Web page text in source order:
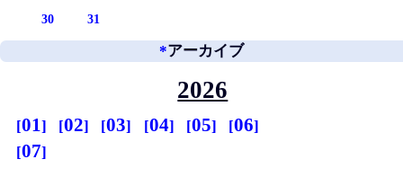
30 31
*アーカイブ
2026
01 02 03 04 05
06
07